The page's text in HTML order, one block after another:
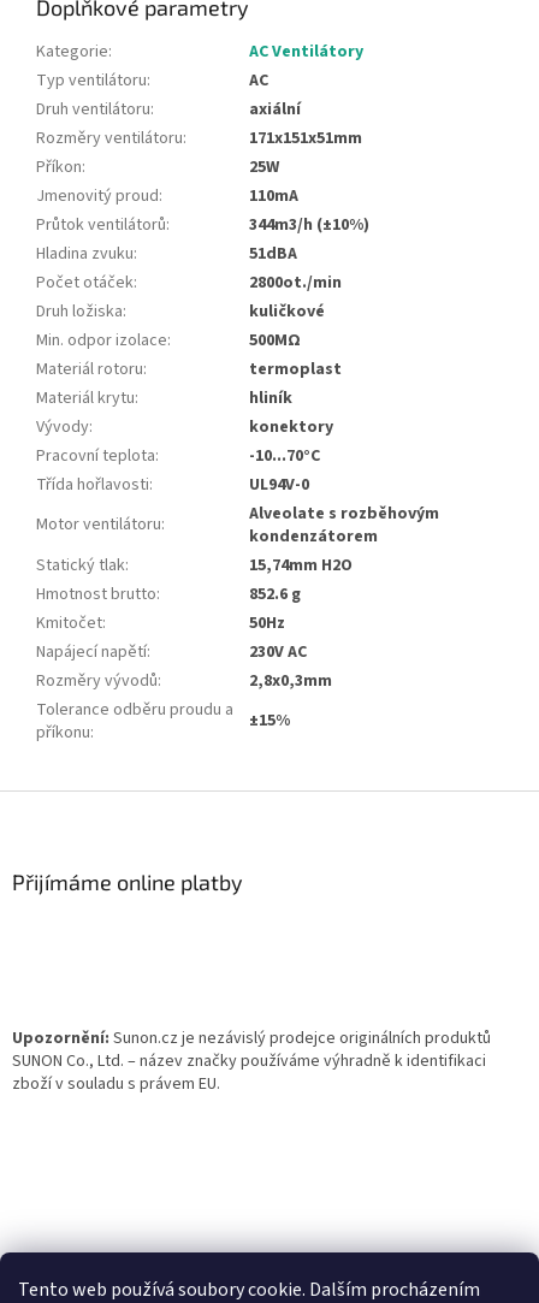
Tento web používá soubory cookie. Dalším procházením
Doplňkové parametry
Kategorie:
AC Ventilátory
Typ ventilátoru:
AC
Druh ventilátoru:
axiální
Rozměry ventilátoru:
171x151x51mm
Příkon:
25W
Jmenovitý proud:
110mA
Průtok ventilátorů:
344m3/h (±10%)
Hladina zvuku:
51dBA
Počet otáček:
2800ot./min
Druh ložiska:
kuličkové
Min. odpor izolace:
500MΩ
Materiál rotoru:
termoplast
Materiál krytu:
hliník
Vývody:
konektory
Pracovní teplota:
-10...70°C
Třída hořlavosti:
UL94V-0
Motor ventilátoru:
Alveolate s rozběhovým
kondenzátorem
Statický tlak:
15,74mm H2O
Hmotnost brutto:
852.6 g
Kmitočet:
50Hz
Napájecí napětí:
230V AC
Rozměry vývodů:
2,8x0,3mm
Tolerance odběru proudu a
příkonu: ±15%
Přijímáme online platby
Upozornění: Sunon.cz je nezávislý prodejce originálních produktů
SUNON Co., Ltd. – název značky používáme výhradně k identifikaci
zboží v souladu s právem EU.